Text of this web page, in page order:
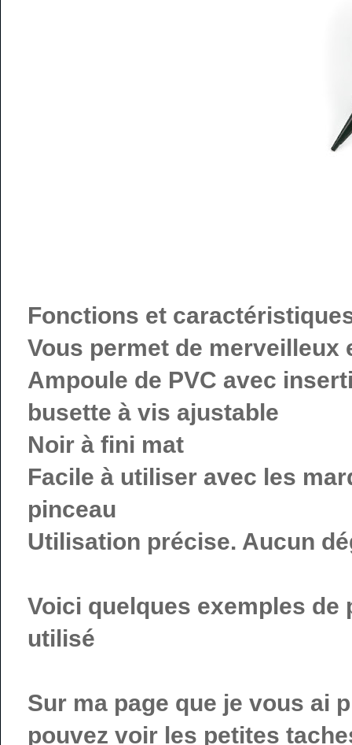
Fonctions et
Vous permet de merveilleux
Ampoule de PVC avec
busette à vis ajustable
Noir à fini mat
Facile à utiliser avec les
pinceau
Utilisation précise. Aucun
Voici quelques exemples
utilisé
Sur ma page que je vous ai
pouvez voir les petites